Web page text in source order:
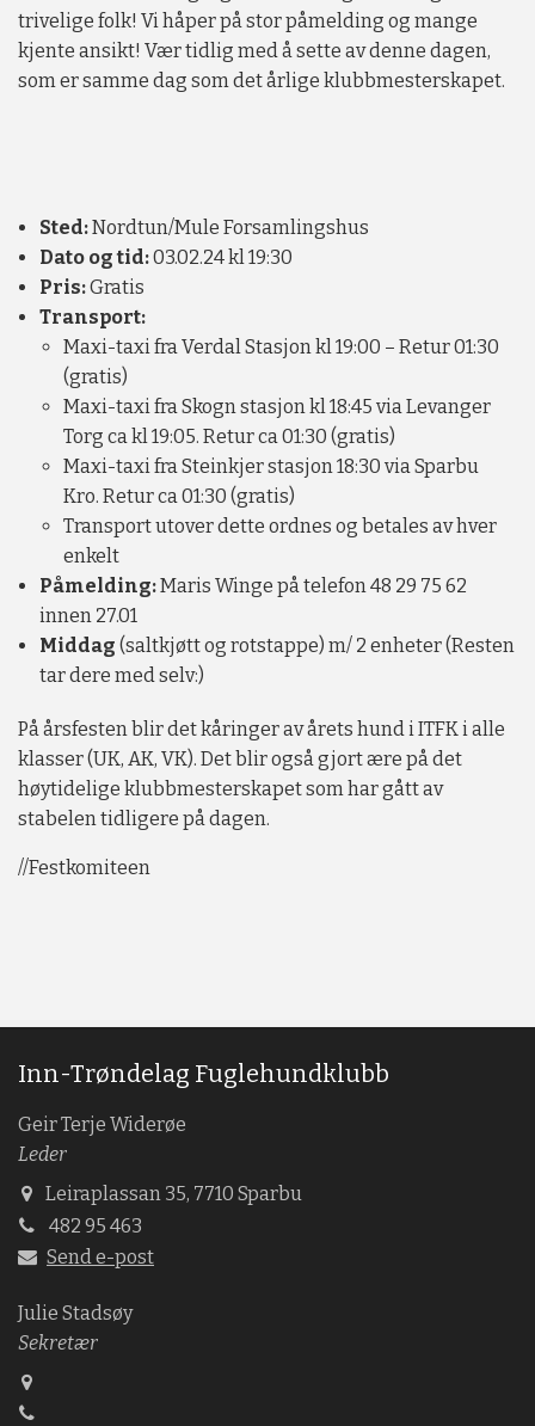
trivelige folk! Vi håper på stor påmelding og mange
kjente ansikt! Vær tidlig med å sette av denne dagen,
som er samme dag som det årlige klubbmesterskapet.
Sted:Nordtun/Mule Forsamlingshus
Dato og tid:03.02.24 kl 19:30
Pris:Gratis
Transport:
Maxi-taxi fra Verdal Stasjon kl 19:00 – Retur 01:30
(gratis)
Maxi-taxi fra Skogn stasjon kl 18:45 via Levanger
Torg ca kl 19:05. Retur ca 01:30 (gratis)
Maxi-taxi fra Steinkjer stasjon 18:30 via Sparbu
Kro. Retur ca 01:30 (gratis)
Transport utover dette ordnes og betales av hver
enkelt
Påmelding:Maris Winge på telefon 48 29 75 62
innen 27.01
Middag (saltkjøtt og rotstappe) m/ 2 enheter (Resten
tar dere med selv:)
På årsfesten blir det kåringer av årets hund i ITFK i alle
klasser (UK, AK, VK). Det blir også gjort ære på det
høytidelige klubbmesterskapet som har gått av
stabelen tidligere på dagen.
//Festkomiteen
Inn-Trøndelag Fuglehundklubb
Geir Terje Widerøe
Leder
Leiraplassan 35, 7710 Sparbu
482 95 463
Send e-post
Julie Stadsøy
Sekretær